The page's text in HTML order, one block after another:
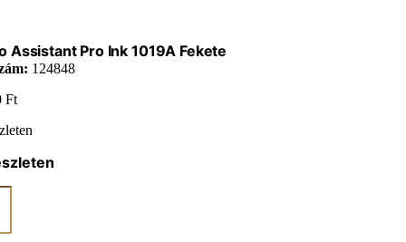
Assistant Pro Ink 1019A Fekete
124848
Ft